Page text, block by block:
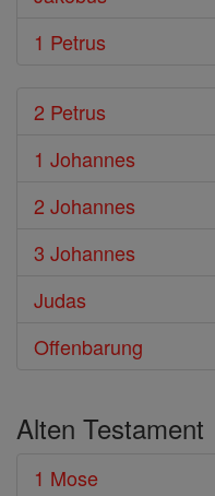
1 Petrus
2 Petrus
1 Johannes
2 Johannes
3 Johannes
Judas
Offenbarung
Alten Testament
1 Mose